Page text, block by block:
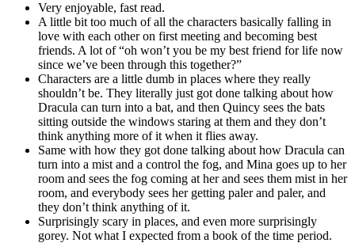
Very enjoyable, fast read.
A little bit too much of all the characters basically falling in
love with each other on first meeting and becoming best
friends. A lot of “oh won’t you be my best friend for life now
since we’ve been through this together?”
Characters are a little dumb in places where they really
shouldn’t be. They literally just got done talking about how
Dracula can turn into a bat, and then Quincy sees the bats
sitting outside the windows staring at them and they don’t
think anything more of it when it flies away.
Same with how they got done talking about how Dracula can
turn into a mist and a control the fog, and Mina goes up to her
room and sees the fog coming at her and sees them mist in her
room, and everybody sees her getting paler and paler, and
they don’t think anything of it.
Surprisingly scary in places, and even more surprisingly
gorey. Not what I expected from a book of the time period.